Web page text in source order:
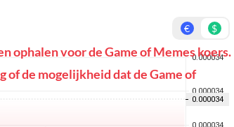
€ $
ophalen voor de Game of Memes koers.
de mogelijkheid dat de Game of